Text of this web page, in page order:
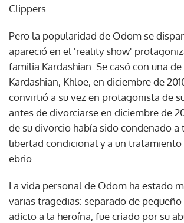
Clippers.
Pero la popularidad de Odom se
apareció en el 'reality show'
familia Kardashian. Se casó con una
Kardashian, Khloe, en diciembre de
convirtió a su vez en protagonista de
antes de divorciarse en diciembre de
de su divorcio había sido condenado a
libertad condicional y a un
ebrio.
La vida personal de Odom ha estado
varias tragedias: separado de
adicto a la heroína, fue criado por su